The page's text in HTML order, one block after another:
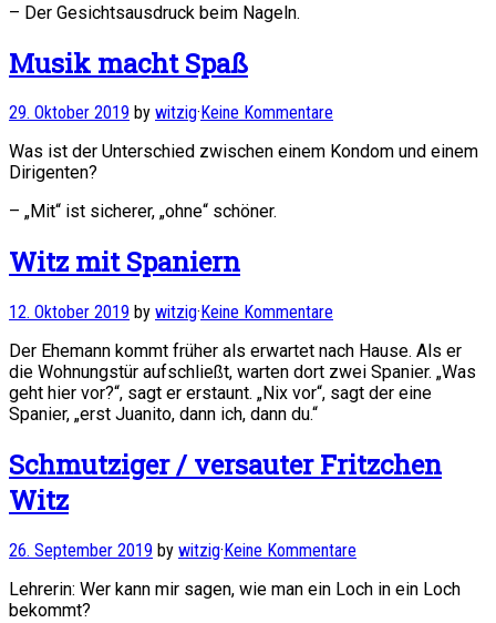
– Der Gesichtsausdruck beim Nageln.
Musik macht Spaß
29. Oktober 2019 by witzig· Keine Kommentare
Was ist der Unterschied zwischen einem Kondom und einem
Dirigenten?
– „Mit“ ist sicherer, „ohne“ schöner.
Witz mit Spaniern
12. Oktober 2019 by witzig· Keine Kommentare
Der Ehemann kommt früher als erwartet nach Hause. Als er
die Wohnungstür aufschließt, warten dort zwei Spanier. „Was
geht hier vor?“, sagt er erstaunt. „Nix vor“, sagt der eine
Spanier, „erst Juanito, dann ich, dann du.“
Schmutziger / versauter Fritzchen
Witz
26. September 2019 by witzig·Keine Kommentare
Lehrerin: Wer kann mir sagen, wie man ein Loch in ein Loch
bekommt?